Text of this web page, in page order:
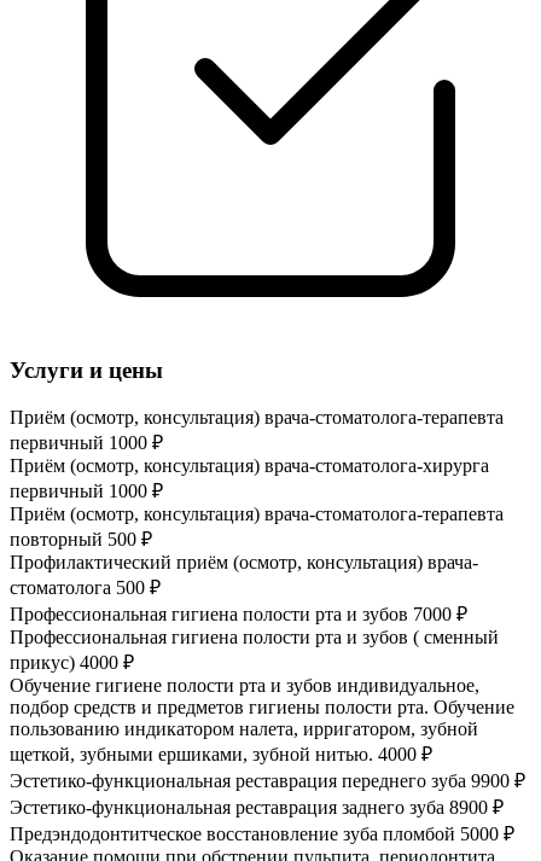
Услуги и цены
Приём (осмотр, консультация) врача-стоматолога-терапевта
первичный 1000 ₽
Приём (осмотр, консультация) врача-стоматолога-хирурга
первичный 1000 ₽
Приём (осмотр, консультация) врача-стоматолога-терапевта
повторный 500 ₽
Профилактический приём (осмотр, консультация) врача-
стоматолога 500 ₽
Профессиональная гигиена полости рта и зубов 7000 ₽
Профессиональная гигиена полости рта и зубов ( сменный
прикус) 4000 ₽
Обучение гигиене полости рта и зубов индивидуальное,
подбор средств и предметов гигиены полости рта. Обучение
пользованию индикатором налета, ирригатором, зубной
щеткой, зубными ершиками, зубной нитью. 4000 ₽
Эстетико-функциональная реставрация переднего зуба 9900 ₽
Эстетико-функциональная реставрация заднего зуба 8900 ₽
Предэндодонтитческое восстановление зуба пломбой 5000 ₽
Оказание помощи при обстрении пульпита, периодонтита